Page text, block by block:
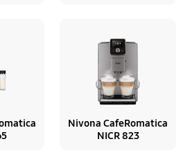
Nivona CafeRomatica
NICR 823